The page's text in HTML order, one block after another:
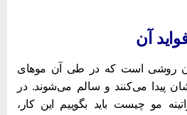
آن
روشی است که در طی آن موهای
می‌کنند و سالم می‌شوند. در
مو چیست باید بگوییم این کار،